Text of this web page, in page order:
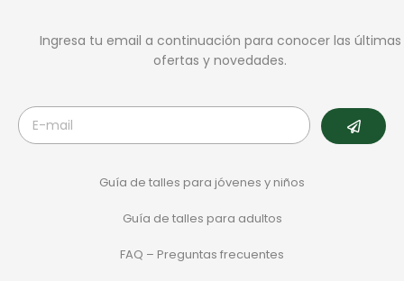
Ingresa tu email a continuación para conocer las últimas
ofertas y novedades.
Guía de talles para jóvenes y niños
Guía de talles para adultos
FAQ – Preguntas frecuentes